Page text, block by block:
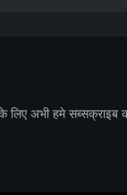
लिए अभी हमे सब्सक्राइब